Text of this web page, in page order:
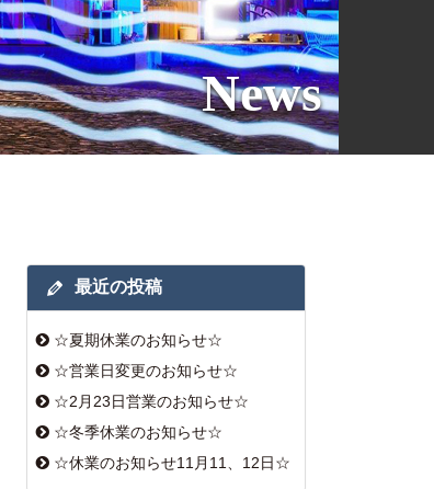
News
最近の投稿
☆夏期休業のお知らせ☆
☆営業日変更のお知らせ☆
☆2月23日営業のお知らせ☆
☆冬季休業のお知らせ☆
☆休業のお知らせ11月11、12日☆